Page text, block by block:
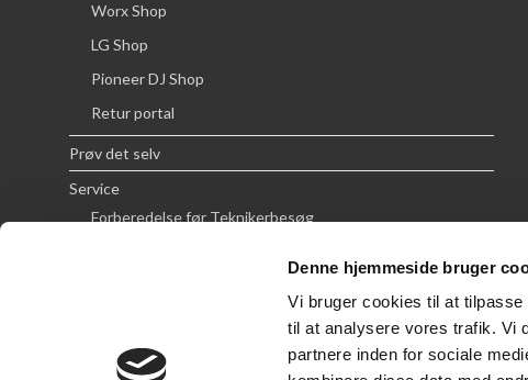
Denne hjemmeside bruger
Vi bruger cookies til at
til at analysere vores trafik. Vi
partnere inden for sociale
Worx Shop
LG Shop
Pioneer DJ Shop
Retur portal
Prøv det selv
Service
Forberedelse før Teknikerbesøg
Handelsbetingelser